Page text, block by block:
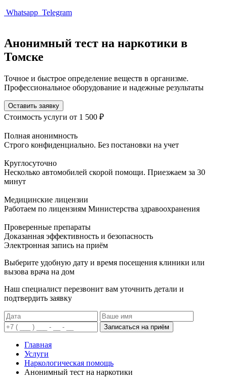
Whatsapp Telegram
Анонимный тест на наркотики в
Томске
Точное и быстрое определение веществ в организме.
Профессиональное оборудование и надежные результаты
Оставить заявку
Стоимость услуги от 1 500 ₽
Полная анонимность
Строго конфиденциально. Без постановки на учет
Круглосуточно
Несколько автомобилей скорой помощи. Приезжаем за 30
минут
Медицинские лицензии
Работаем по лицензиям Министерства здравоохранения
Проверенные препараты
Доказанная эффективность и безопасность
Электронная запись на приём
Выберите удобную дату и время посещения клиники или
вызова врача на дом
Наш специалист перезвонит вам уточнить детали и
подтвердить заявку
Записаться на приём
Главная
Услуги
Наркологическая помощь
Анонимный тест на наркотики